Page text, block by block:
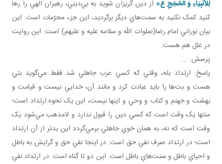
لِلْأَنْبِيَاءِ وَ الْحُجَجِ ع» از دين گريزان شويد به بي‌ديني، رهبران الهي را رها
کنيد کمک نکنيد به سمت‌هاي ديگر برگرديد، اين جزء محرّمات است. اين
بيان نوراني امام رضا(صلوات الله و سلامه عليه و عليهم) است. اين روايت
در علل هم هست.
پرسش: ...
پاسخ: ارتداد بله، وقتي که کسي عرب جاهلي شد فقط مي‌گويد بتي
هست و بت‌ها را بايد عبادت کرد و مانند آن، خدايي نيست و قيامت و
بهشت و جهنم و کتاب و وحي و اينها نيست، اين يک نحوه ارتداد است؛
منتها يک وقت است که کسي دين را قبول ندارد و لامذهب مي‌شود يک
وقت است که نه، به همان خوي جاهلي برمي‌گردد اين بدتر از آن ارتداد
است؛ در ارتداد صرف نفي حق است. در اينجا نفي حق و گرايش به باطل
و احياي باطل و سنت‌هاي باطل است. اين دو تا گناه است. در ارتداد نفي